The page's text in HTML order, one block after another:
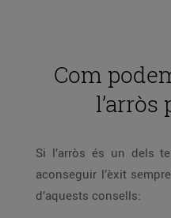
Com
l’arròs
Si l’arròs és un dels
aconseguir l’èxit
d’aquests consells: